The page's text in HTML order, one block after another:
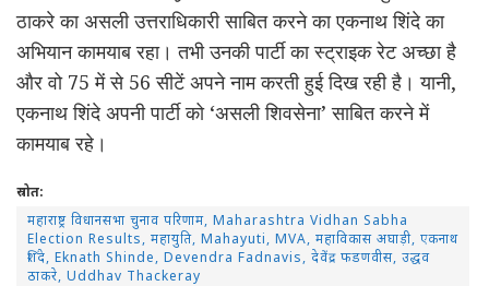
ठाकरे का असली उत्तराधिकारी साबित करने का एकनाथ शिंदे का
अभियान कामयाब रहा। तभी उनकी पार्टी का स्ट्राइक रेट अच्छा है
और वो 75 में से 56 सीटें अपने नाम करती हुई दिख रही है। यानी,
एकनाथ शिंदे अपनी पार्टी को ‘असली शिवसेना’ साबित करने में
कामयाब रहे।
स्रोत:
महाराष्ट्र विधानसभा चुनाव परिणाम, Maharashtra Vidhan Sabha
Election Results, महायुति, Mahayuti, MVA, महाविकास अघाड़ी, एकनाथ
शिंदे, Eknath Shinde, Devendra Fadnavis, देवेंद्र फडणवीस, उद्धव
ठाकरे, Uddhav Thackeray